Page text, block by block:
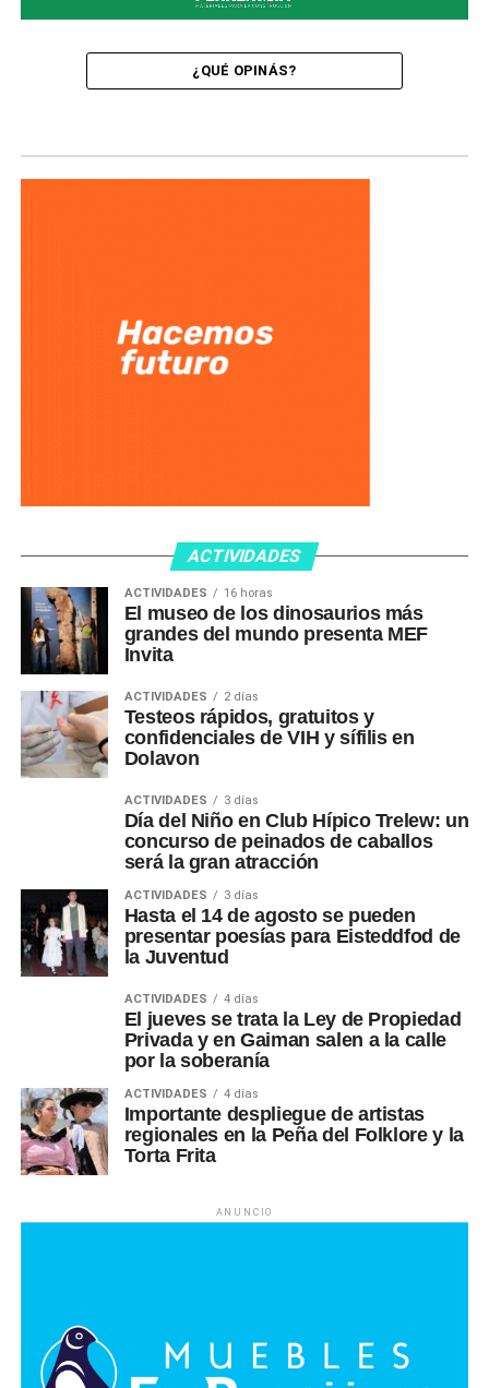
¿QUÉ OPINÁS?
ACTIVIDADES
ACTIVIDADES 16 horas
El museo de los dinosaurios más
grandes del mundo presenta MEF
Invita
ACTIVIDADES 2 días
Testeos rápidos, gratuitos y
confidenciales de VIH y sífilis en
Dolavon
ACTIVIDADES 3 días
Día del Niño en Club Hípico Trelew: un
concurso de peinados de caballos
será la gran atracción
ACTIVIDADES 3 días
Hasta el 14 de agosto se pueden
presentar poesías para Eisteddfod de
la Juventud
ACTIVIDADES 4 días
El jueves se trata la Ley de Propiedad
Privada y en Gaiman salen a la calle
por la soberanía
ACTIVIDADES 4 días
Importante despliegue de artistas
regionales en la Peña del Folklore y la
Torta Frita
ANUNCIO